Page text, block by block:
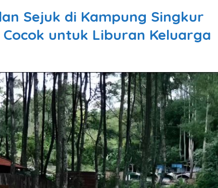
Sejuk di Kampung Singkur
untuk Liburan Keluarga